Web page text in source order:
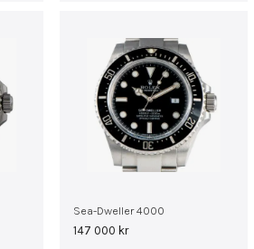
Sea-Dweller 4000
147 000 kr